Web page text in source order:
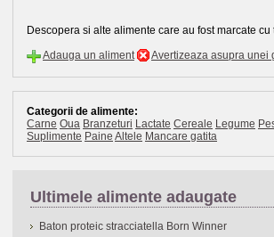
Descopera si alte alimente care au fost marcate cu
Adauga un aliment
Avertizeaza asupra unei
Categorii de alimente:
Carne Oua Branzeturi Lactate Cereale Legume
Suplimente Paine Altele Mancare gatita
Ultimele alimente adaugate
Baton proteic stracciatella Born Winner